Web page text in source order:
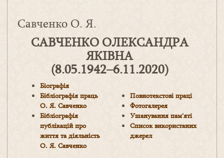
Савченко О. Я.
САВЧЕНКО ОЛЕКСАНДРА
ЯКІВНА
(8.05.1942–6.11.2020)
Біографія
Бібліографія праць
О. Я. Савченко
Бібліографія
публікацій про
життя та діяльність
О. Я. Савченко
Повнотекстові праці
Фотогалерея
Ушанування пам’яті
Список використаних
джерел